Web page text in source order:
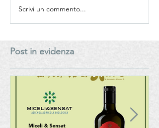
Azione dimostrativa sui
sistemi di fertirrigazione in
Germano Impresa
Agricola
Scrivi un commento...
Post in evidenza